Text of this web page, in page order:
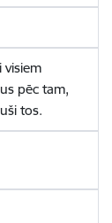
visiem
pēc tam,
tos.